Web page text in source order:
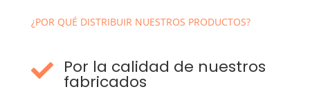
¿POR QUÉ DISTRIBUIR NUESTROS PRODUCTOS?
 Por la calidad de nuestros
fabricados